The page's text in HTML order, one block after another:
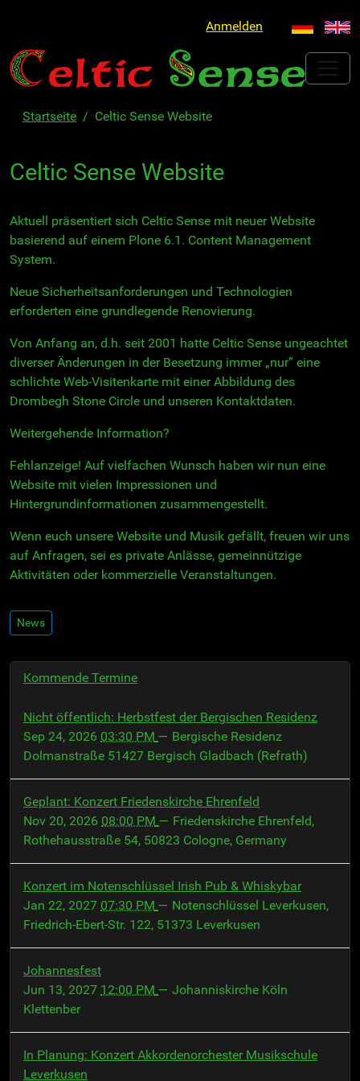
Anmelden
Startseite Celtic Sense Website
Celtic Sense Website
Aktuell präsentiert sich Celtic Sense mit neuer Website
basierend auf einem Plone 6.1. Content Management
System.
Neue Sicherheitsanforderungen und Technologien
erforderten eine grundlegende Renovierung.
Von Anfang an, d.h. seit 2001 hatte Celtic Sense ungeachtet
diverser Änderungen in der Besetzung immer „nur” eine
schlichte Web-Visitenkarte mit einer Abbildung des
Drombegh Stone Circle und unseren Kontaktdaten.
Weitergehende Information?
Fehlanzeige! Auf vielfachen Wunsch haben wir nun eine
Website mit vielen Impressionen und
Hintergrundinformationen zusammengestellt.
Wenn euch unsere Website und Musik gefällt, freuen wir uns
auf Anfragen, sei es private Anlässe, gemeinnützige
Aktivitäten oder kommerzielle Veranstaltungen.
News
Kommende Termine
Nicht öffentlich: Herbstfest der Bergischen Residenz
Sep 24, 2026 03:30 PM — Bergische Residenz
Dolmanstraße 51427 Bergisch Gladbach (Refrath)
Geplant: Konzert Friedenskirche Ehrenfeld
Nov 20, 2026 08:00 PM — Friedenskirche Ehrenfeld,
Rothehausstraße 54, 50823 Cologne, Germany
Konzert im Notenschlüssel Irish Pub & Whiskybar
Jan 22, 2027 07:30 PM — Notenschlüssel Leverkusen,
Friedrich-Ebert-Str. 122, 51373 Leverkusen
Johannesfest
Jun 13, 2027 12:00 PM — Johanniskirche Köln
Klettenber
In Planung: Konzert Akkordenorchester Musikschule
Leverkusen